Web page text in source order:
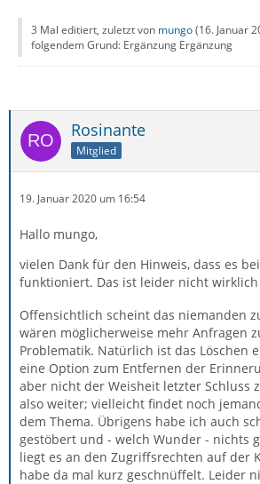
3 Mal editiert, zuletzt von mungo(16. Januar
folgendem Grund: Ergänzung Ergänzung
Rosinante
Mitglied
19. Januar 2020 um 16:54
Hallo mungo,
vielen Dank für den Hinweis, dass es
funktioniert. Das ist leider nicht
Offensichtlich scheint das niemanden
wären möglicherweise mehr Anfragen
Problematik. Natürlich ist das Löschen
eine Option zum Entfernen der
aber nicht der Weisheit letzter Schluss
also weiter; vielleicht findet noch
dem Thema. Übrigens habe ich auch
gestöbert und - welch Wunder - nichts
liegt es an den Zugriffsrechten auf der
habe da mal kurz geschnüffelt. Leider